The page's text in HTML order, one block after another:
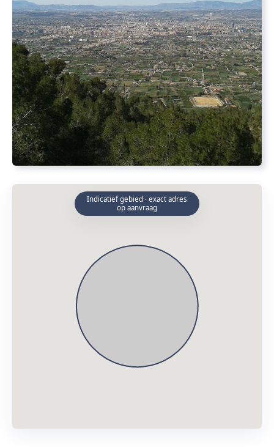
Indicatief gebied · exact adres
op aanvraag